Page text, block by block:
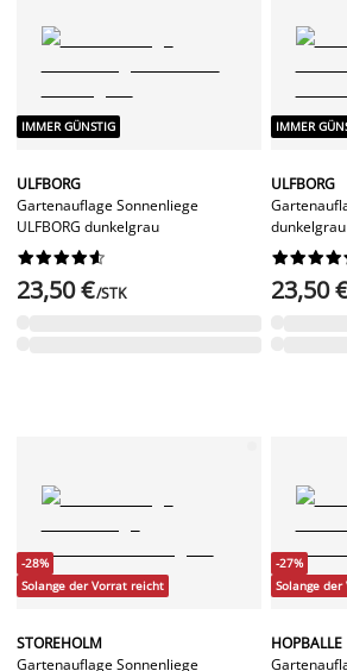
IMMER GÜNSTIG
ULFBORG
Gartenauflage Sonnenliege
ULFBORG dunkelgrau






23,50 €/STK
IMMER
ULFBORG
dunkelgrau





23,50 €
-28%
Solange der Vorrat reicht
STOREHOLM
Gartenauflage Sonnenliege
-27%
Solange
HOPBALLE